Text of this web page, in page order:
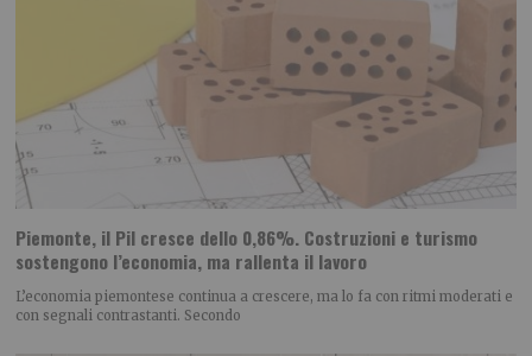
Piemonte, il Pil cresce dello 0,86%. Costruzioni e turismo
sostengono l’economia, ma rallenta il lavoro
L’economia piemontese continua a crescere, ma lo fa con ritmi moderati e
con segnali contrastanti. Secondo